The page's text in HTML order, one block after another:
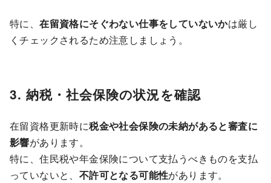
特に、在留資格にそぐわない仕事をしていないかは厳し
くチェックされるため注意しましょう。
3. 納税・社会保険の状況を確認
在留資格更新時に税金や社会保険の未納があると審査に
影響があります。
特に、住民税や年金保険について支払うべきものを支払
っていないと、 不許可となる可能性があります。